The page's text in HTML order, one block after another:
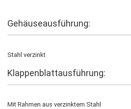
Gehäuseausführung:
Stahl verzinkt
Klappenblattausführung:
Mit Rahmen aus verzinktem Stahl